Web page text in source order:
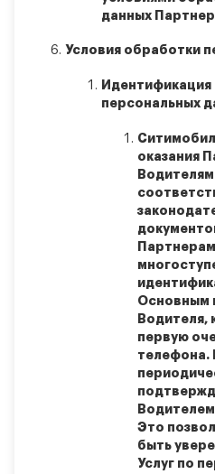
данных
Условия обработки
Идентификация
персональных
Ситимобил
оказания
Основным
Водителя,
первую
телефона.
Водителем
Это
быть
Услуг по